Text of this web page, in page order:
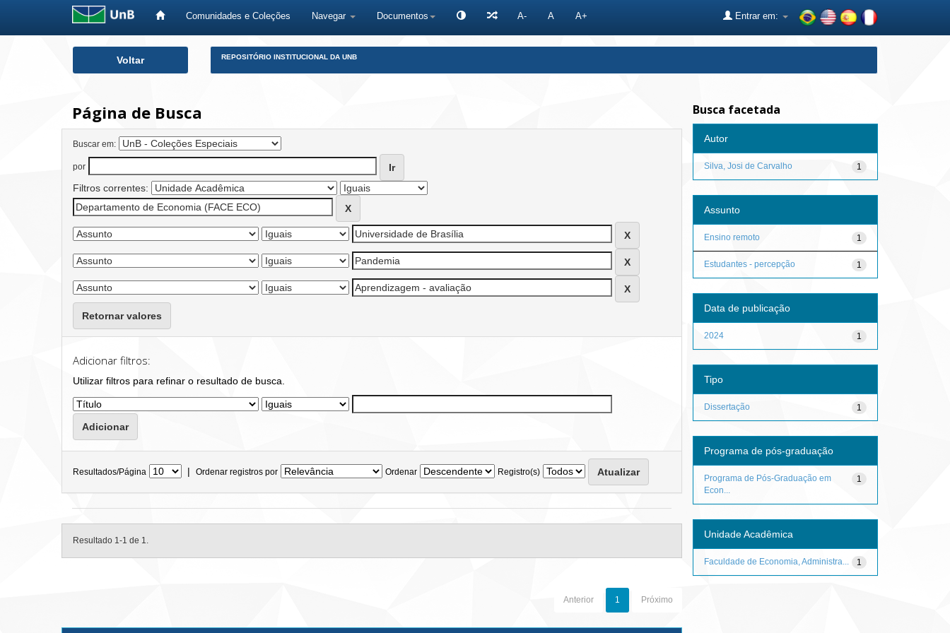
Comunidades e Coleções Navegar Documentos A- A A+ Entrar em:
Voltar REPOSITÓRIO INSTITUCIONAL DA UNB
Página de Busca
Buscar em:
por
Filtros correntes:
Retornar valores
Adicionar filtros:
Utilizar filtros para refinar o resultado de busca.
Resultados/Página | Ordenar registros por Ordenar Registro(s)
Resultado 1-1 de 1.
Anterior 1 Próximo
Busca facetada
Autor
1
Silva, Josi de Carvalho
Assunto
1
Ensino remoto
1
Estudantes - percepção
Data de publicação
1
2024
Tipo
1
Dissertação
Programa de pós-graduação
1
Programa de Pós-Graduação em
Econ...
Unidade Acadêmica
1
Faculdade de Economia, Administra...